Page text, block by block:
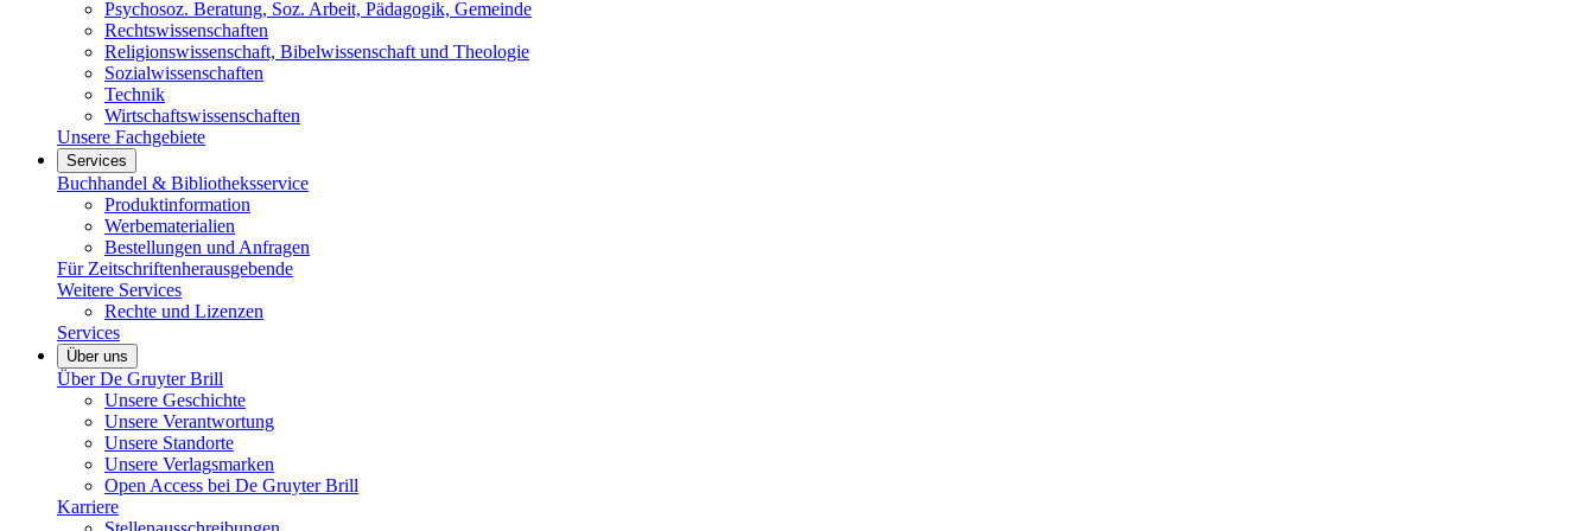
Psychosoz. Beratung, Soz. Arbeit, Pädagogik, Gemeinde
Rechtswissenschaften
Religionswissenschaft, Bibelwissenschaft und Theologie
Sozialwissenschaften
Technik
Wirtschaftswissenschaften
Unsere Fachgebiete
Services
Buchhandel & Bibliotheksservice
Produktinformation
Werbematerialien
Bestellungen und Anfragen
Für Zeitschriftenherausgebende
Weitere Services
Rechte und Lizenzen
Services
Über uns
Über De Gruyter Brill
Unsere Geschichte
Unsere Verantwortung
Unsere Standorte
Unsere Verlagsmarken
Open Access bei De Gruyter Brill
Karriere